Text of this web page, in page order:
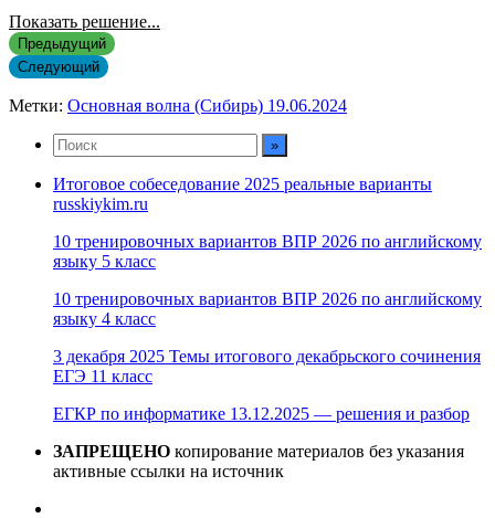
Показать решение...
Предыдущий
Следующий
Метки: Основная волна (Сибирь) 19.06.2024
Итоговое собеседование 2025 реальные варианты
russkiykim.ru
10 тренировочных вариантов ВПР 2026 по английскому
языку 5 класс
10 тренировочных вариантов ВПР 2026 по английскому
языку 4 класс
3 декабря 2025 Темы итогового декабрьского сочинения
ЕГЭ 11 класс
ЕГКР по информатике 13.12.2025 — решения и разбор
ЗАПРЕЩЕНО копирование материалов без указания
активные ссылки на источник